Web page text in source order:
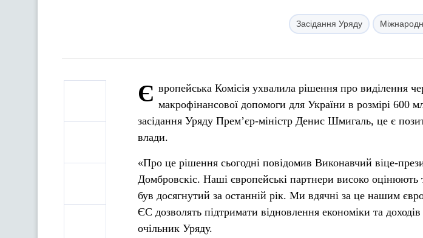
Засідання Уряду
Є вропейська Комісія ухвалила рішення про виділення
макрофінансової допомоги для України в розмірі 600
засідання Уряду Прем’єр-міністр Денис Шмигаль, це є
влади.
«Про це рішення сьогодні повідомив Виконавчий віце-
Домбровскіс. Наші європейські партнери високо
був досягнутий за останній рік. Ми вдячні за це нашим
ЄС дозволять підтримати відновлення економіки та
очільник Уряду.